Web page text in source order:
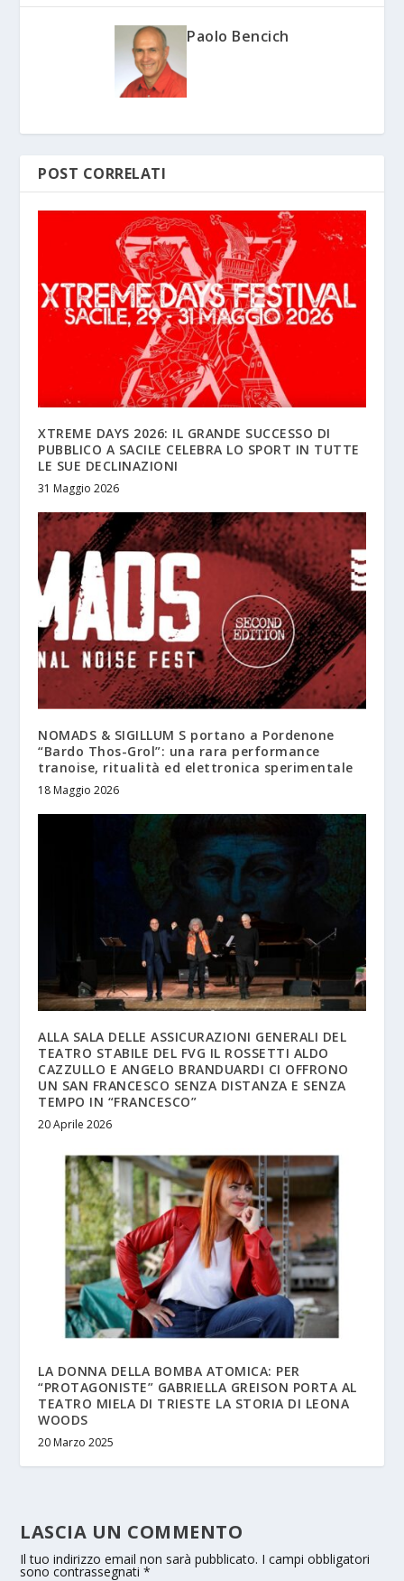
Paolo Bencich
POST CORRELATI
XTREME DAYS 2026: IL GRANDE SUCCESSO DI
PUBBLICO A SACILE CELEBRA LO SPORT IN TUTTE
LE SUE DECLINAZIONI
31 Maggio 2026
NOMADS & SIGILLUM S portano a Pordenone
“Bardo Thos-Grol”: una rara performance
tranoise, ritualità ed elettronica sperimentale
18 Maggio 2026
ALLA SALA DELLE ASSICURAZIONI GENERALI DEL
TEATRO STABILE DEL FVG IL ROSSETTI ALDO
CAZZULLO E ANGELO BRANDUARDI CI OFFRONO
UN SAN FRANCESCO SENZA DISTANZA E SENZA
TEMPO IN “FRANCESCO”
20 Aprile 2026
LA DONNA DELLA BOMBA ATOMICA: PER
“PROTAGONISTE” GABRIELLA GREISON PORTA AL
TEATRO MIELA DI TRIESTE LA STORIA DI LEONA
WOODS
20 Marzo 2025
LASCIA UN COMMENTO
Il tuo indirizzo email non sarà pubblicato. I campi obbligatori
sono contrassegnati*